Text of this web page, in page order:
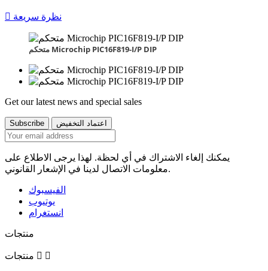
 نظرة سريعة
متحكم Microchip PIC16F819-I/P DIP
Get our latest news and special sales
يمكنك إلغاء الاشتراك في أي لحظة. لهذا يرجى الاطلاع على
معلومات الاتصال لدينا في الإشعار القانوني.
الفيسبوك
يوتيوب
انستغرام
منتجات
منتجات  